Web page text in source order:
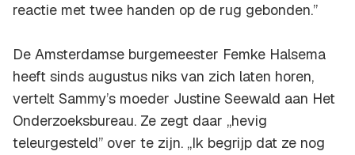
reactie met twee handen op de rug gebonden.”
De Amsterdamse burgemeester Femke Halsema
heeft sinds augustus niks van zich laten horen,
vertelt Sammy’s moeder Justine Seewald aan Het
Onderzoeksbureau. Ze zegt daar ,,hevig
teleurgesteld” over te zijn. ,,Ik begrijp dat ze nog